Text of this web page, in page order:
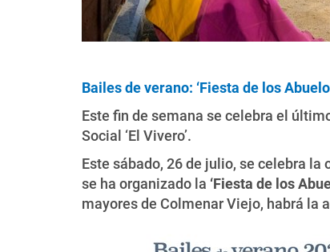
Bailes de verano: ‘Fiesta de los
Este fin de semana se celebra el
Social ‘El Vivero’.
Este sábado, 26 de julio, se celebra
se ha organizado la ‘Fiesta de los
mayores de Colmenar Viejo, habrá la